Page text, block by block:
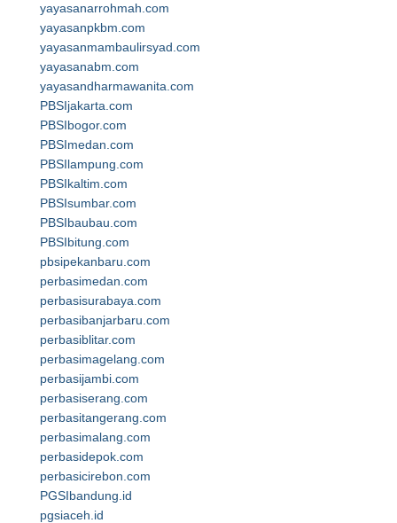
yayasanarrohmah.com
yayasanpkbm.com
yayasanmambaulirsyad.com
yayasanabm.com
yayasandharmawanita.com
PBSIjakarta.com
PBSIbogor.com
PBSImedan.com
PBSIlampung.com
PBSIkaltim.com
PBSIsumbar.com
PBSIbaubau.com
PBSIbitung.com
pbsipekanbaru.com
perbasimedan.com
perbasisurabaya.com
perbasibanjarbaru.com
perbasiblitar.com
perbasimagelang.com
perbasijambi.com
perbasiserang.com
perbasitangerang.com
perbasimalang.com
perbasidepok.com
perbasicirebon.com
PGSIbandung.id
pgsiaceh.id